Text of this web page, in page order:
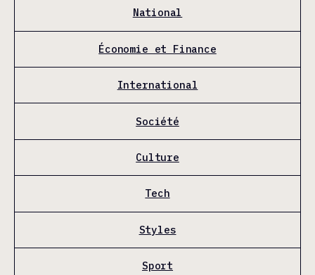
National
Économie et Finance
International
Société
Culture
Tech
Styles
Sport